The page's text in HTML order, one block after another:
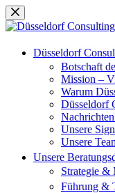
Zum
Inhalt
Düsseldorf
Botschaft
Mission –
Warum
Düsseldorf
Unsere
Unsere
Unsere
Strategie &
Führung &